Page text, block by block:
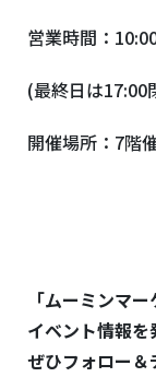
営業時間：
(最終日は17:00
開催場所： 7階
「ムーミンマ
イベント情報を
ぜひフォロー＆